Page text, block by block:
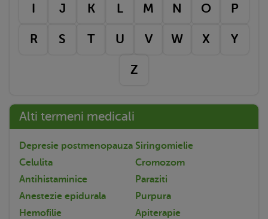
I J K L M N O P
R S T U V W X Y
Z
Alti termeni medicali
Depresie postmenopauza Siringomielie
Celulita
Cromozom
Antihistaminice
Paraziti
Anestezie epidurala
Purpura
Hemofilie
Apiterapie